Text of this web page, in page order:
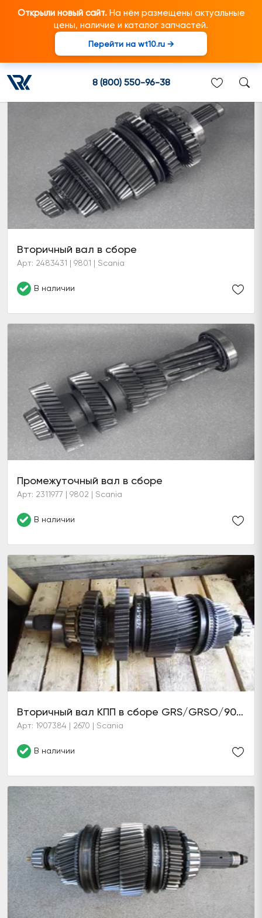
Открыли новый сайт.На нём размещены актуальные
цены, наличие и каталог запчастей.
Перейти на wt10.ru →
8 (800) 550-96-38
Валы в сборе с шестернями
Вторичный вал в сборе
Арт: 2483431 | 9801 | Scania
В наличии
Промежуточный вал в сборе
Арт: 2311977 | 9802 | Scania
В наличии
Вторичный вал КПП в сборе GRS/GRSO/905/R
Арт: 1907384 | 2670 | Scania
В наличии